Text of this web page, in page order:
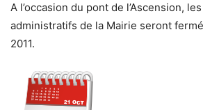
A l’occasion du pont de l’Ascension,
administratifs de la Mairie seront
2011.